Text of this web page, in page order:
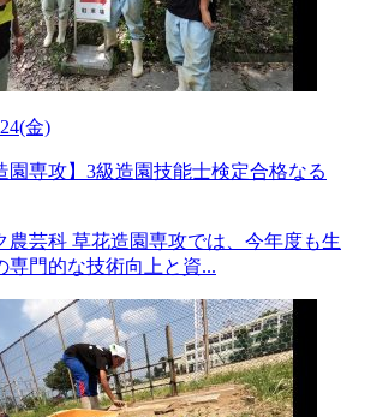
金)
園専攻】3級造園技能士検定合格なる
農芸科 草花造園専攻では、今年度も生
専門的な技術向上と資...